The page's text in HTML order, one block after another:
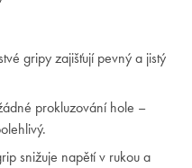
gripy zajišťují pevný a jistý
prokluzování hole –
snižuje napětí v rukou a